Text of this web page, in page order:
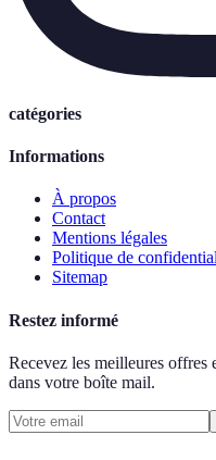
catégories
Informations
À propos
Contact
Mentions légales
Politique de
Sitemap
Restez informé
Recevez les meilleures offres
dans votre boîte mail.